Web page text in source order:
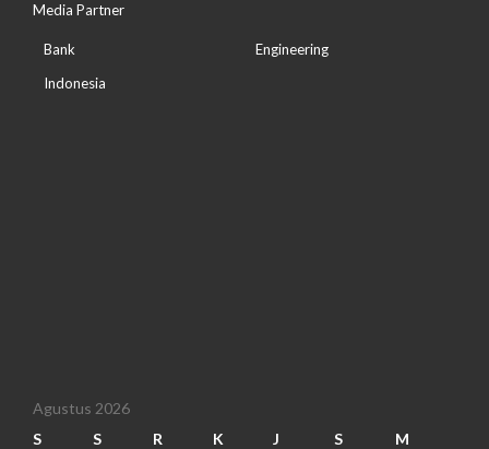
Media Partner
Bank
Indonesia
Engineering
Agustus 2026
S
S R K J S M